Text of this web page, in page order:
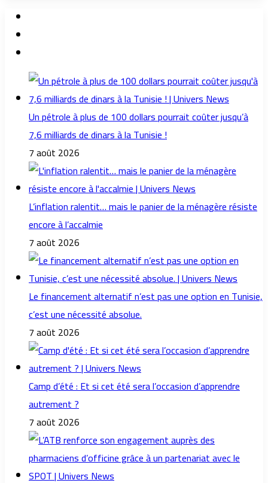
Un pétrole à plus de 100 dollars pourrait coûter jusqu’à
7,6 milliards de dinars à la Tunisie !
7 août 2026
L’inflation ralentit… mais le panier de la ménagère résiste
encore à l’accalmie
7 août 2026
Le financement alternatif n’est pas une option en Tunisie,
c’est une nécessité absolue.
7 août 2026
Camp d’été : Et si cet été sera l’occasion d’apprendre
autrement ?
7 août 2026